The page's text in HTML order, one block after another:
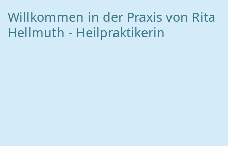
Willkommen in der Praxis von Rita
Hellmuth - Heilpraktikerin